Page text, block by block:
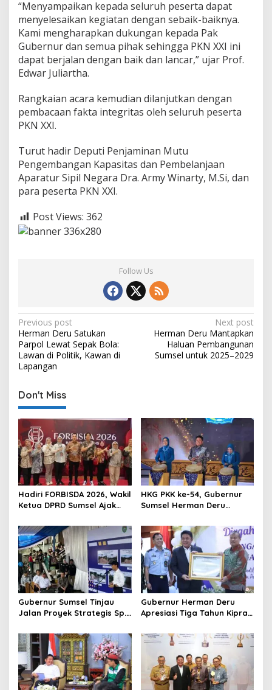
“Menyampaikan kepada seluruh peserta dapat
menyelesaikan kegiatan dengan sebaik-baiknya.
Kami mengharapkan dukungan kepada Pak
Gubernur dan semua pihak sehingga PKN XXI ini
dapat berjalan dengan baik dan lancar,” ujar Prof.
Edwar Juliartha.
Rangkaian acara kemudian dilanjutkan dengan
pembacaan fakta integritas oleh seluruh peserta
PKN XXI.
Turut hadir Deputi Penjaminan Mutu
Pengembangan Kapasitas dan Pembelanjaan
Aparatur Sipil Negara Dra. Army Winarty, M.Si, dan
para peserta PKN XXI.
Post Views: 362
Follow Us
P
o
s
n
a
v
i
g
a
t
i
o
n
Previous post
Herman Deru Satukan
Parpol Lewat Sepak Bola:
Lawan di Politik, Kawan di
Lapangan
Next post
Herman Deru Mantapkan
Haluan Pembangunan
Sumsel untuk 2025–2029
Don't Miss
Hadiri FORBISDA 2026, Wakil
Ketua DPRD Sumsel Ajak
Kekuatan Ekonomi Baru
HKG PKK ke-54, Gubernur
Sumsel Herman Deru
dan Penguatan Peran
Perempuan
Gubernur Sumsel Tinjau
Jalan Proyek Strategis Sp.
Desa Keman OKI
Gubernur Herman Deru
Apresiasi Tiga Tahun Kiprah
Pilar Keadilan Tata Usaha
Negara